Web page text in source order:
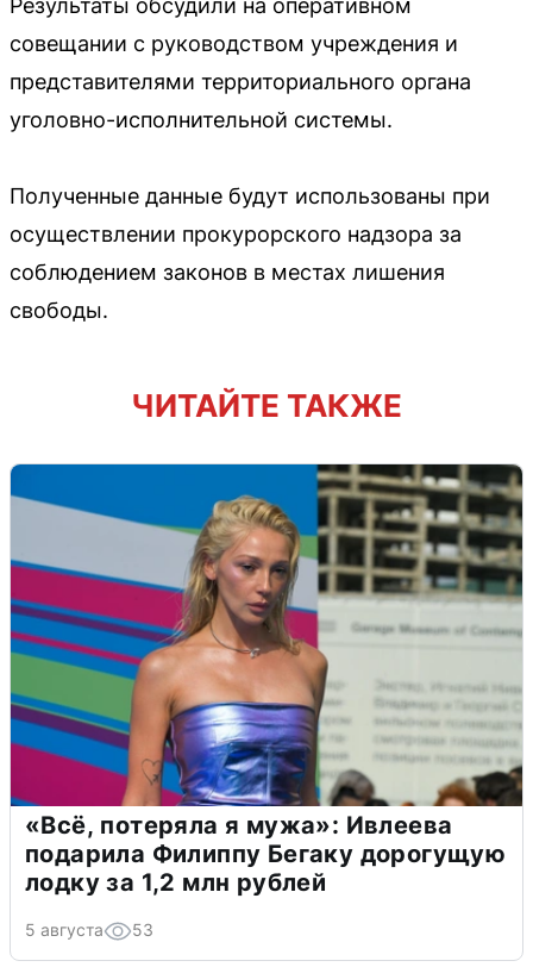
Результаты обсудили на оперативном
совещании с руководством учреждения и
представителями территориального органа
уголовно-исполнительной системы.
Полученные данные будут использованы при
осуществлении прокурорского надзора за
соблюдением законов в местах лишения
свободы.
ЧИТАЙТЕ ТАКЖЕ
«Всё, потеряла я мужа»: Ивлеева
подарила Филиппу Бегаку дорогущую
лодку за 1,2 млн рублей
5 августа 53